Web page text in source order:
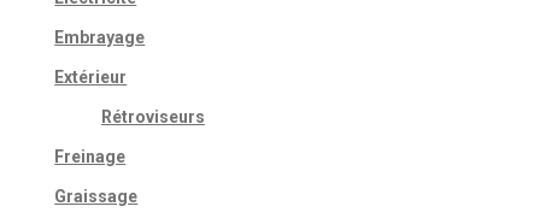
Embrayage
Extérieur
Rétroviseurs
Freinage
Graissage